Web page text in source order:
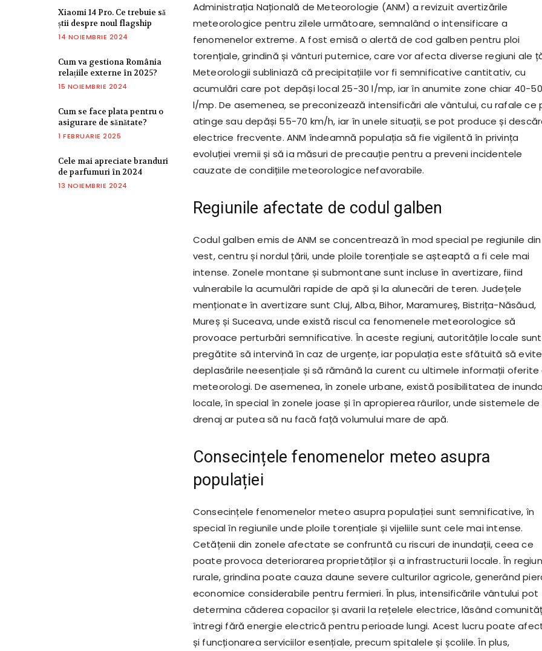
Xiaomi 14 Pro. Ce trebuie să
știi despre noul flagship
14 NOIEMBRIE 2024
Cum va gestiona România
relațiile externe în 2025?
15 NOIEMBRIE 2024
Cum se face plata pentru o
asigurare de sănătate?
1 FEBRUARIE 2025
Cele mai apreciate branduri
de parfumuri în 2024
13 NOIEMBRIE 2024
Administrația Națională de Meteorologie (ANM) a revizuit avertizările
meteorologice pentru zilele următoare, semnalând o intensificare a
fenomenelor extreme. A fost emisă o alertă de cod galben pentru ploi
torențiale, grindină și vânturi puternice, care vor afecta diverse regiuni ale
Meteorologii subliniază că precipitațiile vor fi semnificative cantitativ, cu
acumulări care pot depăși local 25-30 l/mp, iar în anumite zone chiar 40-50
l/mp. De asemenea, se preconizează intensificări ale vântului, cu rafale ce
atinge sau depăși 55-70 km/h, iar în unele situații, se pot produce și
electrice frecvente. ANM îndeamnă populația să fie vigilentă în privința
evoluției vremii și să ia măsuri de precauție pentru a preveni incidentele
cauzate de condițiile meteorologice nefavorabile.
Regiunile afectate de codul galben
Codul galben emis de ANM se concentrează în mod special pe regiunile din
vest, centru și nordul țării, unde ploile torențiale se așteaptă a fi cele mai
intense. Zonele montane și submontane sunt incluse în avertizare, fiind
vulnerabile la acumulări rapide de apă și la alunecări de teren. Județele
menționate în avertizare sunt Cluj, Alba, Bihor, Maramureș, Bistrița-Năsăud,
Mureș și Suceava, unde există riscul ca fenomenele meteorologice să
provoace perturbări semnificative. În aceste regiuni, autoritățile locale sunt
pregătite să intervină în caz de urgențe, iar populația este sfătuită să evite
deplasările neesențiale și să rămână la curent cu ultimele informații oferite
meteorologi. De asemenea, în zonele urbane, există posibilitatea de
locale, în special în zonele joase și în apropierea râurilor, unde sistemele de
drenaj ar putea să nu facă față volumului mare de apă.
Consecințele fenomenelor meteo asupra
populației
Consecințele fenomenelor meteo asupra populației sunt semnificative, în
special în regiunile unde ploile torențiale și vijeliile sunt cele mai intense.
Cetățenii din zonele afectate se confruntă cu riscuri de inundații, ceea ce
poate provoca deteriorarea proprietăților și a infrastructurii locale. În
rurale, grindina poate cauza daune severe culturilor agricole, generând
economice considerabile pentru fermieri. În plus, intensificările vântului pot
determina căderea copacilor și avarii la rețelele electrice, lăsând
întregi fără energie electrică pentru perioade lungi. Acest lucru poate
și funcționarea serviciilor esențiale, precum spitalele și școlile. În plus,